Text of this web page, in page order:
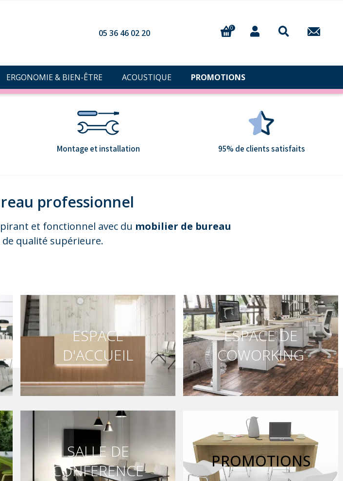
05 36 46 02 20
0
ERGONOMIE & BIEN-ÊTRE ACOUSTIQUE PROMOTIONS
Montage et installation 95% de clients satisfaits
professionnel
et fonctionnel avec du mobilier de bureau
de qualité supérieure.
ESPACE
D'ACCUEIL
ESPACE DE
COWORKING
SALLE DE
CONFÉRENCE
PROMOTIONS